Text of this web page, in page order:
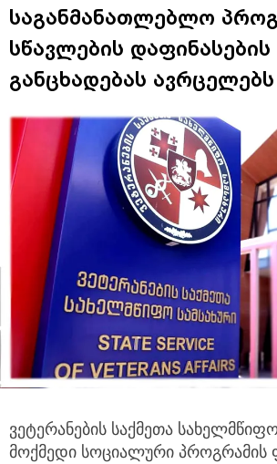
საგანმანათლებლო
სწავლების დაფინასების
განცხადებას ავრცელებს
ვეტერანების საქმეთა
მოქმედი სოციალური პროგრამის